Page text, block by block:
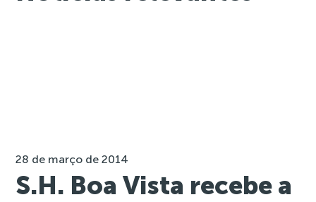
28 de março de 2014
S.H. Boa Vista recebe a